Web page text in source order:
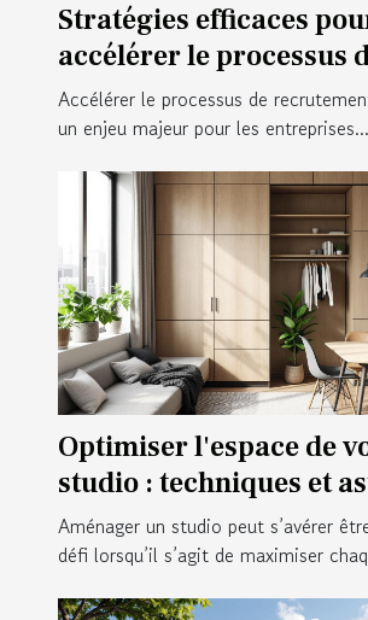
Stratégies efficaces
accélérer le processus
recrutement
Accélérer le processus de
un enjeu majeur pour les entreprises...
Optimiser l'espace de
studio : techniques et
Aménager un studio peut s’avérer
défi lorsqu’il s’agit de maximiser